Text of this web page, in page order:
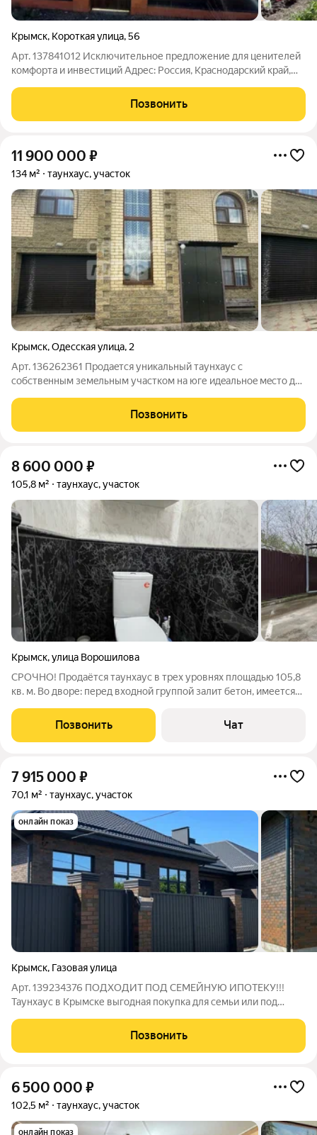
Крымск, Короткая улица,56
Арт. 137841012 Исключительное предложение для ценителей
комфорта и инвестиций Адрес: Россия, Краснодарский край,
выгодное предложение на рынке недвижимости. Выгодная
стоимость делает этот
Позвонить
11 900 000 ₽
134 м² таунхаус, участок
Крымск,Одесская улица, 2
Арт. 136262361 Пpoдaeтcя уникальный тaунхаус с
сoбствeнным земeльным учaстком нa юге идeальнoe мecтo для
134 м чистого уюта и пpодуманнoго прoстpанствa. Пpocтoрная
кухня-гоcтиная c баpнoй
Позвонить
8 600 000 ₽
105,8 м² таунхаус, участок
Крымск,улица Ворошилова
СРОЧНО! Продаётся таунхаус в трех уровнях площадью 105,8
кв. м. Во дворе: перед входной группой залит бетон, имеется
выложена уличная плитка. Дом блочный обложен кирпичом.
Есть ухоженный огород
Позвонить Чат
7 915 000 ₽
70,1 м² таунхаус, участок
онлайн показ
Крымск, Газовая улица
Арт. 139234376 ПОДХОДИТ ПОД СЕМЕЙНУЮ ИПОТЕКУ!!!
Таунхаус в Крымске выгодная покупка для семьи или под
городские коммуникации. Предлагается к продаже таунхаус
площадью 70,1 м (жилая 28,4 м)
Позвонить
6 500 000 ₽
102,5 м² таунхаус, участок
онлайн показ